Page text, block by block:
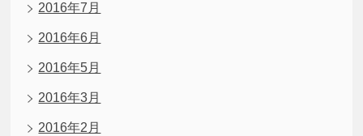
2016年7月
2016年6月
2016年5月
2016年3月
2016年2月